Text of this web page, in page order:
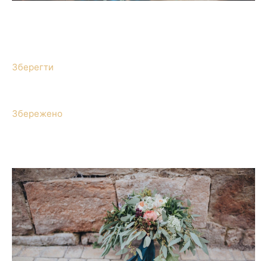
Зберегти
Збережено